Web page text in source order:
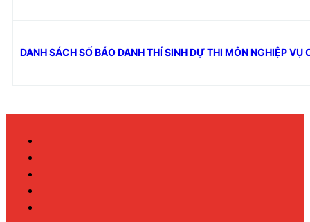
DANH SÁCH SỐ BÁO DANH THÍ SINH DỰ THI MÔN NGHIỆP